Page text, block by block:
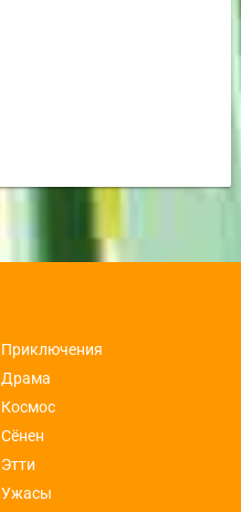
Приключения
Драма
Космос
Сёнен
Этти
Ужасы